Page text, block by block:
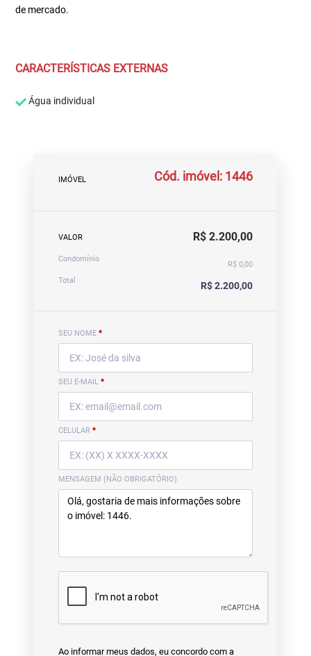
de mercado.
CARACTERÍSTICAS EXTERNAS
Água individual
IMÓVEL Cód. imóvel: 1446
VALOR R$ 2.200,00
Condomínio
R$ 0,00
Total
R$ 2.200,00
SEU NOME *
SEU E-MAIL *
CELULAR *
MENSAGEM (NÃO OBRIGATÓRIO)
Ao informar meus dados, eu concordo com a